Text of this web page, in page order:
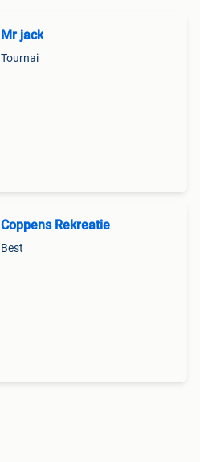
Mr jack
Tournai
Coppens Rekreatie
Best